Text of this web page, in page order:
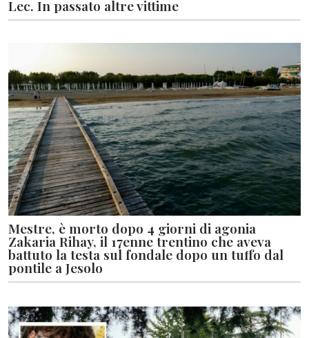
Lec. In passato altre vittime
Mestre, è morto dopo 4 giorni di agonia
Zakaria Rihay, il 17enne trentino che aveva
battuto la testa sul fondale dopo un tuffo dal
pontile a Jesolo